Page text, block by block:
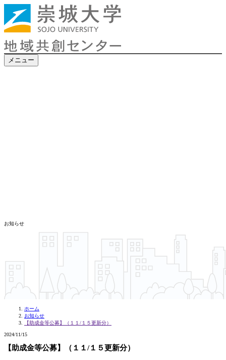
メニュー
お知らせ
ホーム
お知らせ
【助成金等公募】（１１/１５更新分）
2024/11/15
【助成金等公募】（１１/１５更新分）